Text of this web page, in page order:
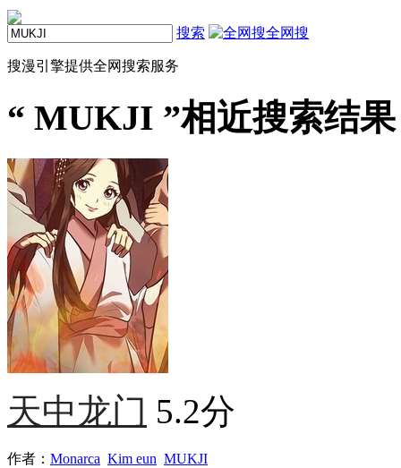
搜索 全网搜
搜漫引擎提供全网搜索服务
“ MUKJI ”相近搜索结
天中龙门 5.2分
作者： Monarca Kim eun MUKJI